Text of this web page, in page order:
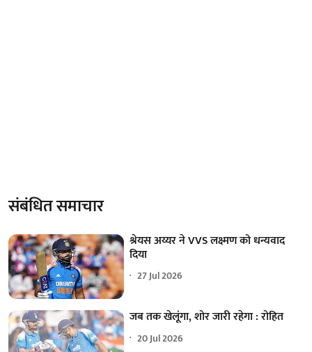
संबंधित समाचार
श्रेयस अय्यर ने VVS लक्ष्मण को धन्यवाद
दिया
27 Jul 2026
जब तक खेलूंगा, शोर जारी रहेगा : रोहित
20 Jul 2026